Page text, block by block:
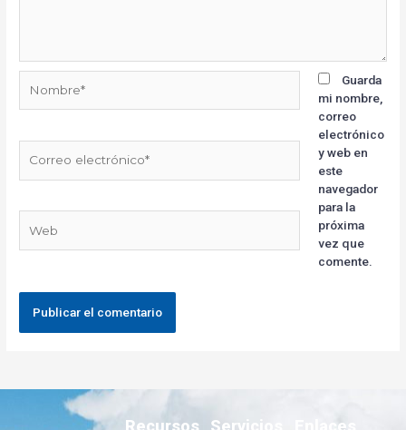
Guarda
mi nombre,
correo
electrónico
y web en
este
navegador
para la
próxima
vez que
comente.
Recursos Servicios Enlaces